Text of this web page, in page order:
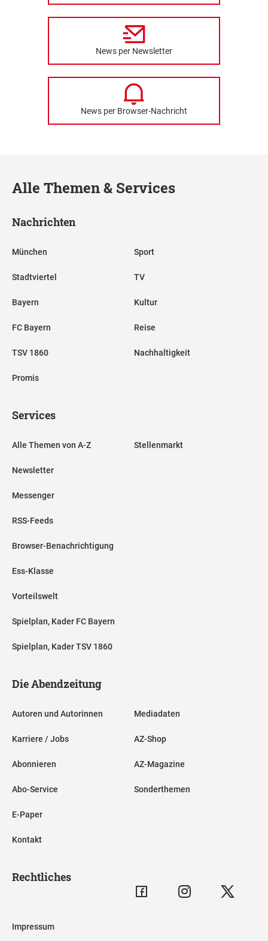
News per Newsletter
News per Browser-Nachricht
Alle Themen & Services
Nachrichten
München
Stadtviertel
Bayern
FC Bayern
TSV 1860
Promis
Sport
TV
Kultur
Reise
Nachhaltigkeit
Services
Alle Themen von A-Z
Newsletter
Messenger
RSS-Feeds
Browser-Benachrichtigung
Ess-Klasse
Vorteilswelt
Spielplan, Kader FC Bayern
Spielplan, Kader TSV 1860
Stellenmarkt
Die Abendzeitung
Autoren und Autorinnen
Karriere / Jobs
Abonnieren
Abo-Service
E-Paper
Kontakt
Mediadaten
AZ-Shop
AZ-Magazine
Sonderthemen
Rechtliches
Impressum